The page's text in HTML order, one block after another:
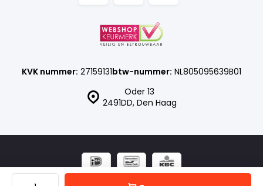
Oder 13
2491DD, Den Haag
KVK nummer: 27159131btw-nummer: NL805095639B01
© ISN SHOP